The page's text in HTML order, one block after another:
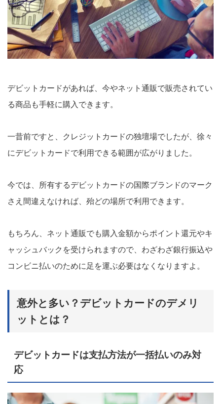
デビットカードがあれば、今やネット通販で販売されてい
る商品も手軽に購入できます。
一昔前ですと、クレジットカードの独壇場でしたが、徐々
にデビットカードで利用できる範囲が広がりました。
今では、所有するデビットカードの国際ブランドのマーク
さえ間違えなければ、殆どの場所で利用できます。
もちろん、ネット通販でも購入金額からポイント還元やキ
ャッシュバックを受けられますので、わざわざ銀行振込や
コンビニ払いのために足を運ぶ必要はなくなりますよ。
意外と多い？デビットカードのデメリ
ットとは？
デビットカードは支払方法が一括払いのみ対
応